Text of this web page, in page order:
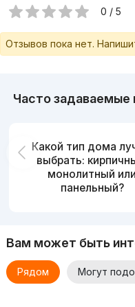
0 / 5
Отзывов пока нет.
Часто задаваемые
Какой тип дома
выбрать:
монолитный или
панельный?
Вам может быть
Рядом Могут